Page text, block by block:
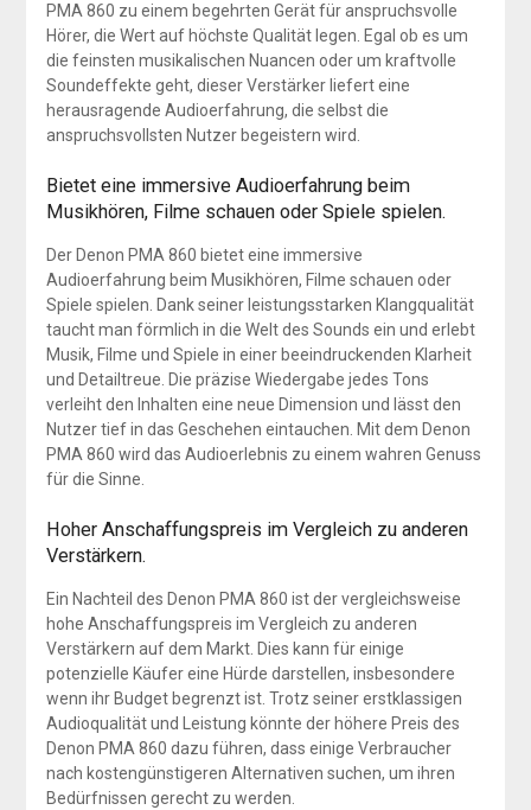
PMA 860 zu einem begehrten Gerät für anspruchsvolle
Hörer, die Wert auf höchste Qualität legen. Egal ob es um
die feinsten musikalischen Nuancen oder um kraftvolle
Soundeffekte geht, dieser Verstärker liefert eine
herausragende Audioerfahrung, die selbst die
anspruchsvollsten Nutzer begeistern wird.
Bietet eine immersive Audioerfahrung beim
Musikhören, Filme schauen oder Spiele spielen.
Der Denon PMA 860 bietet eine immersive
Audioerfahrung beim Musikhören, Filme schauen oder
Spiele spielen. Dank seiner leistungsstarken Klangqualität
taucht man förmlich in die Welt des Sounds ein und erlebt
Musik, Filme und Spiele in einer beeindruckenden Klarheit
und Detailtreue. Die präzise Wiedergabe jedes Tons
verleiht den Inhalten eine neue Dimension und lässt den
Nutzer tief in das Geschehen eintauchen. Mit dem Denon
PMA 860 wird das Audioerlebnis zu einem wahren Genuss
für die Sinne.
Hoher Anschaffungspreis im Vergleich zu anderen
Verstärkern.
Ein Nachteil des Denon PMA 860 ist der vergleichsweise
hohe Anschaffungspreis im Vergleich zu anderen
Verstärkern auf dem Markt. Dies kann für einige
potenzielle Käufer eine Hürde darstellen, insbesondere
wenn ihr Budget begrenzt ist. Trotz seiner erstklassigen
Audioqualität und Leistung könnte der höhere Preis des
Denon PMA 860 dazu führen, dass einige Verbraucher
nach kostengünstigeren Alternativen suchen, um ihren
Bedürfnissen gerecht zu werden.